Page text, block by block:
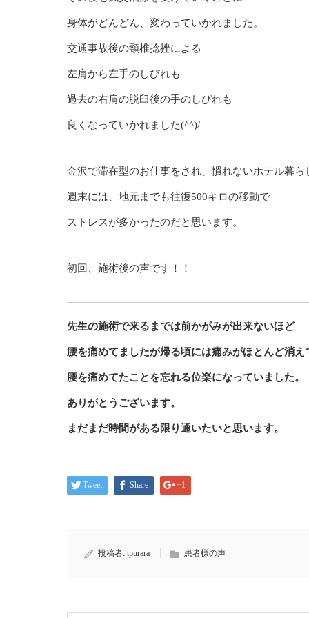
身体がどんどん、変わっていかれました。
交通事故後の頸椎捻挫による
左肩から左手のしびれも
過去の右肩の脱臼後の手のしびれも
良くなっていかれました(^^)/
金沢で滞在型のお仕事をされ、慣れないホテル暮ら
週末には、地元までも往復500キロの移動で
ストレスが多かったのだと思います。
初回、施術後の声です！！
先生の施術で来るまでは前かがみが出来ないほど
腰を痛めてましたが帰る頃には痛みがほとんど消え
腰を痛めてたことを忘れる位楽になっていました。
ありがとうございます。
まだまだ時間がある限り通いたいと思います。
Tweet Share +1
投稿者: tpurara 患者様の声